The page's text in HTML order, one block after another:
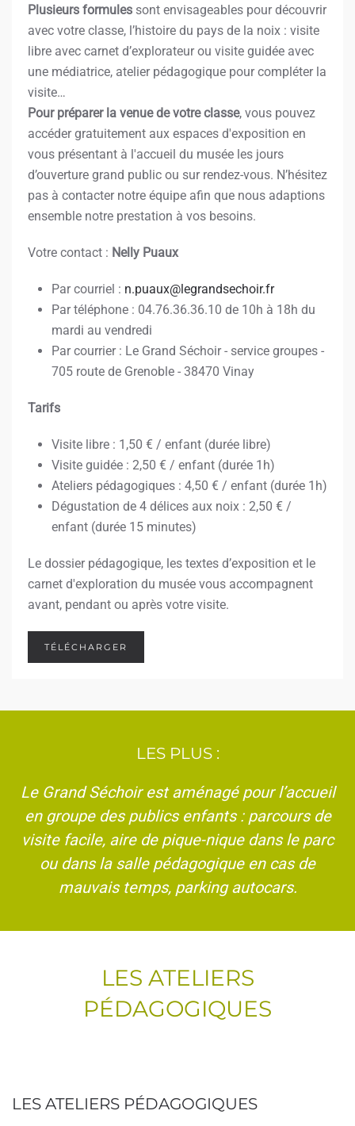
Plusieurs formules sont envisageables pour découvrir
avec votre classe, l’histoire du pays de la noix : visite
libre avec carnet d’explorateur ou visite guidée avec
une médiatrice, atelier pédagogique pour compléter la
visite…
Pour préparer la venue de votre classe, vous pouvez
accéder gratuitement aux espaces d'exposition en
vous présentant à l'accueil du musée les jours
d’ouverture grand public ou sur rendez-vous. N’hésitez
pas à contacter notre équipe afin que nous adaptions
ensemble notre prestation à vos besoins.
Votre contact : Nelly Puaux
Par courriel : n.puaux@legrandsechoir.fr
Par téléphone : 04.76.36.36.10 de 10h à 18h du
mardi au vendredi
Par courrier : Le Grand Séchoir - service groupes -
705 route de Grenoble - 38470 Vinay
Tarifs
Visite libre : 1,50 € / enfant (durée libre)
Visite guidée : 2,50 € / enfant (durée 1h)
Ateliers pédagogiques : 4,50 € / enfant (durée 1h)
Dégustation de 4 délices aux noix : 2,50 € /
enfant (durée 15 minutes)
Le dossier pédagogique, les textes d’exposition et le
carnet d'exploration du musée vous accompagnent
avant, pendant ou après votre visite.
TÉLÉCHARGER
LES PLUS :
Le Grand Séchoir est aménagé pour l’accueil
en groupe des publics enfants : parcours de
visite facile, aire de pique-nique dans le parc
ou dans la salle pédagogique en cas de
mauvais temps, parking autocars.
LES ATELIERS
PÉDAGOGIQUES
LES ATELIERS PÉDAGOGIQUES